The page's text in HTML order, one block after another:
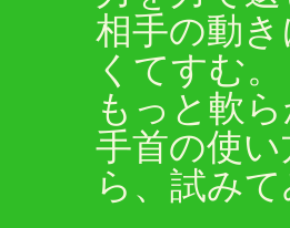
相手の動
くてすむ。
もっと軟
手首の使
ら、試み